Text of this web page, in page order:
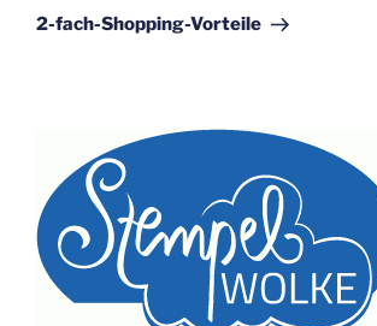
Beitrag
2-fach-Shopping-Vorteile